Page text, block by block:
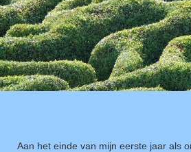
Aan het einde van mijn eerste jaar als